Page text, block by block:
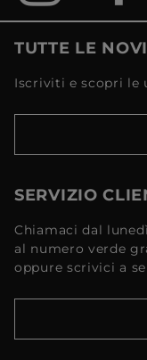
TUTTE LE
Iscriviti e scopri le
SERVIZIO
Chiamaci dal
al numero verde
oppure scrivici a